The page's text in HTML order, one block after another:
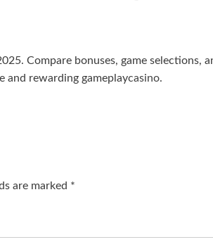
Compare bonuses, game selections,
rewarding gameplaycasino.
are marked *